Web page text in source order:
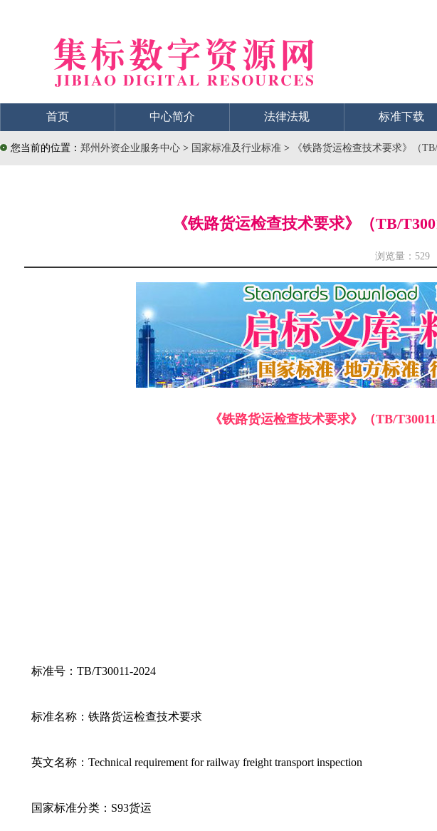
首页 中心简介 法律法规 标准下载
您当前的位置： 郑州外资企业服务中心 > 国家标准及行业标准 > 《铁路货运检查技术要求》（
《铁路货运检查技术要求》（TB/
浏览量： 529
《铁路货运检查技术要求》（TB/
标准号：TB/T30011-2024
标准名称：铁路货运检查技术要求
英文名称：Technical requirement for railway freight transport inspection
国家标准分类：S93货运